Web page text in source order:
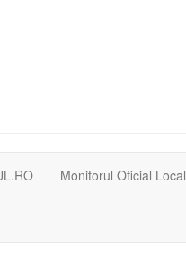
Monitorul Oficial Local